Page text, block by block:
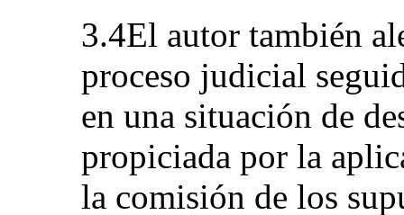
3.4El autor también
proceso judicial
en una situación de
propiciada por la
la comisión de los